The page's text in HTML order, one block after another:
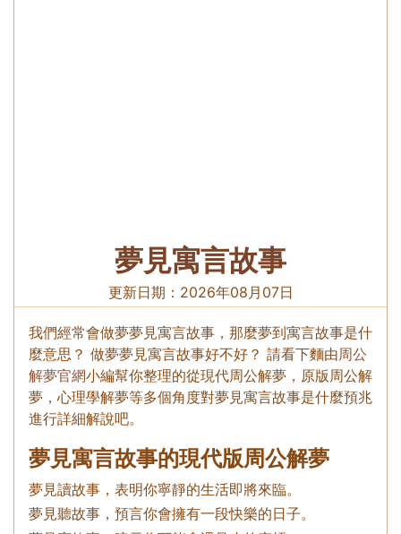
夢見寓言故事
更新日期： 2026年08月07日
我們經常會做夢夢見寓言故事，那麼夢到寓言故事是什
麼意思？ 做夢夢見寓言故事好不好？ 請看下麵由周公
解夢官網小編幫你整理的從現代周公解夢，原版周公解
夢，心理學解夢等多個角度對夢見寓言故事是什麼預兆
進行詳細解說吧。
夢見寓言故事的現代版周公解夢
夢見讀故事，表明你寧靜的生活即將來臨。
夢見聽故事，預言你會擁有一段快樂的日子。